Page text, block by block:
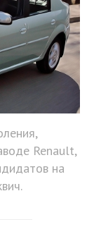
Renault,
на